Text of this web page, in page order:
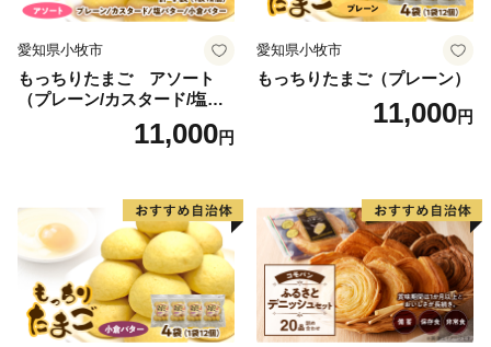
愛知県小牧市
もっちりたまご アソート
（プレーン/カスタード/塩バ
ター/小倉バター）11,000円
愛知県小牧市
もっちりたまご（プレーン）
11,000円